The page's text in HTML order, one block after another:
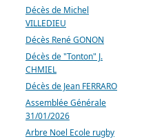
Décès de Michel
VILLEDIEU
Décès René GONON
Décès de "Tonton" J.
CHMIEL
Décès de Jean FERRARO
Assemblée Générale
31/01/2026
Arbre Noel Ecole rugby